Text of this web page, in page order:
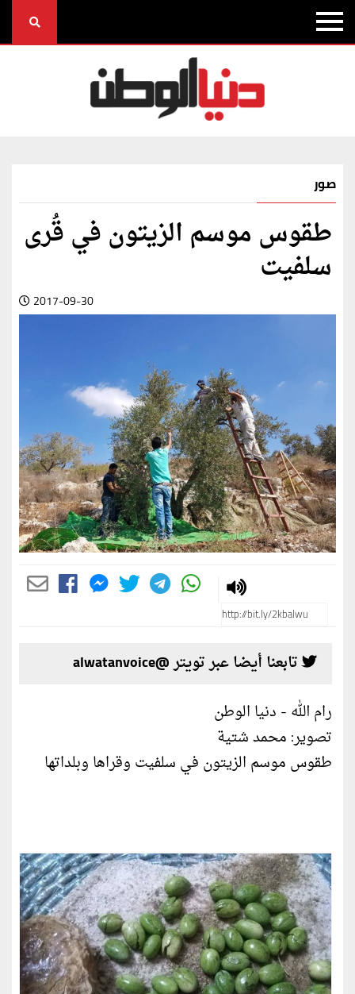
صور
طقوس موسم الزيتون في قُرى
سلفيت
2017-09-30
تابعنا أيضا عبر تويتر @alwatanvoice
رام الله - دنيا الوطن
تصوير: محمد شتية
طقوس موسم الزيتون في سلفيت وقراها وبلداتها